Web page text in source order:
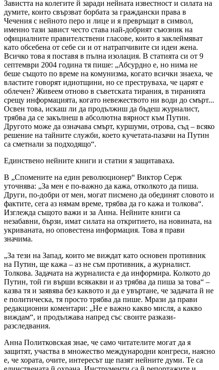
Завистта на колегите й заради нейната известност и силата на
думите, които свързват борбата за граждански права в
Чечения с нейното перо и лице и я превръщат в символ,
именно тази завист често става най-добрият съюзник на
официалните правителствени гласове, които я заклеймяват
като обсебена от себе си и от натрапчивите си идеи жена.
Всичко това я поставя в пълна изолация. В статията си от 9
септември 2004 година тя пише: „Абсурдно е, но нима не
беше същото по време на комунизма, когато всички знаеха, че
властите говорят идиотщини, но се преструваха, че царят е
облечен? Живеем отново в съветската тирания, в тиранията
срещу информацията, когато невежеството ни води до смърт...
Освен това, искаш ли да продължиш да бъдеш журналист,
трябва да се закълнеш в абсолютна вярност към Путин.
Другото може да означава смърт, куршуми, отрова, съд – всяко
решение на тайните служби, което кучетата-пазачи на Путин
са сметнали за подходящо“.
Единствено нейните книги и статии я защитаваха.
В „Спомените на един революционер“ Виктор Серж
уточнява: „За мен е по-важно да кажа, отколкото да пиша.
Други, по-добри от мен, могат писмено да обединят словото и
фактите, сега аз нямам време, трябва да го кажа и толкова“.
Изглежда същото важи и за Анна. Нейните книги са
незабавни, бързи, имат силата на откритието, на новината, на
укриваната, но оповестена информация. Това я прави
значима.
„За тези на Запад, които ме виждат като основен противник
на Путин, ще кажа – аз не съм противник, а журналист.
Толкова. Задачата на журналиста е да информира. Колкото до
Путин, той ги върши всякакви и аз трябва да пиша за това“ –
казва тя и заявява без каквото и да е увъртане, че задачата й не
е политическа, тя просто трябва да пише. Мрази да прави
редакционни коментари: „Не е важно какво мисля, а какво
виждам“, и продължава напред със своите разкази-
разследвания.
Анна Политковская знае, че само читателите могат да я
защитят, участва в множество международни конгреси, наясно
е, че хората, очите, интересът ще пазят нейните думи. Те са